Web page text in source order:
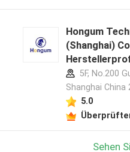
Hongum
(Shanghai)
5F, No.200
Shanghai China
5.0
Sehen